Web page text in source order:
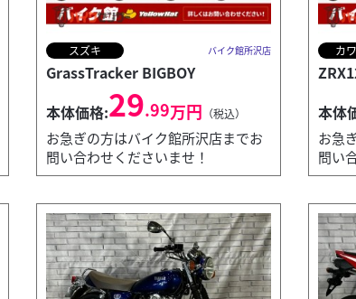
スズキ バイク館所沢店
GrassTracker BIGBOY
本体価格:29.99万円 （税込）
お急ぎの方はバイク館所沢店までお
問い合わせくださいませ！
カ
本体
お急
問い